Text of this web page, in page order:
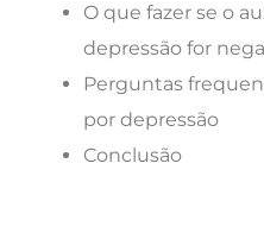
O que fazer se o
depressão for
Perguntas
por depressão
Conclusão